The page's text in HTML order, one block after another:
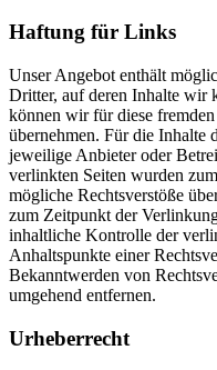
Haftung für Links
Unser Angebot enthält
Dritter, auf deren Inhalte wir
können wir für diese
übernehmen. Für die Inhalte
jeweilige Anbieter oder
verlinkten Seiten wurden
mögliche Rechtsverstöße
zum Zeitpunkt der
inhaltliche Kontrolle der
Anhaltspunkte einer
Bekanntwerden von
umgehend entfernen.
Urheberrecht